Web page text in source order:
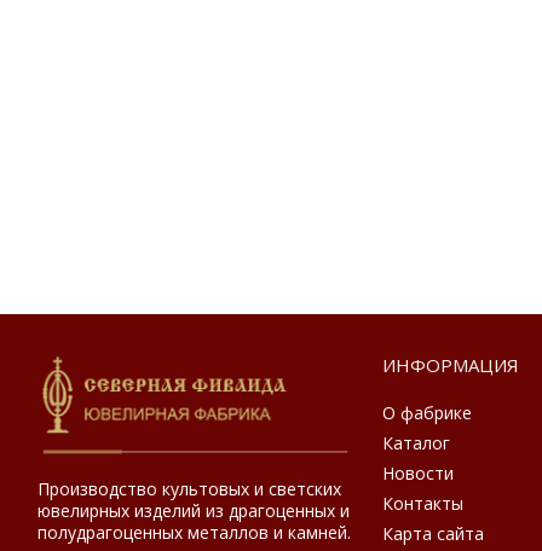
Производство культовых и светских
ювелирных изделий из драгоценных и
полудрагоценных металлов и камней.
ИНФОРМАЦИЯ
О фабрике
Каталог
Новости
Контакты
Карта сайта